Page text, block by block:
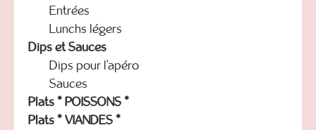
Entrées
Lunchs légers
Dips et Sauces
Dips pour l'apéro
Sauces
Plats * POISSONS *
Plats * VIANDES *